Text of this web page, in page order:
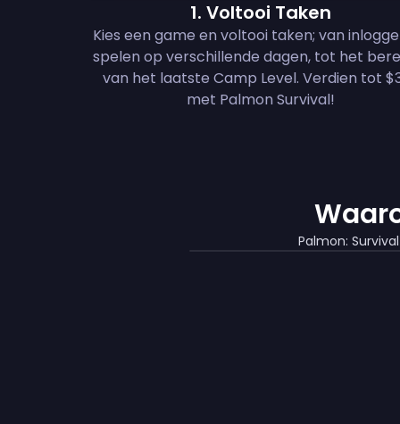
1. Voltooi Taken
Kies een game en voltooi taken; van
spelen op verschillende dagen, tot het
van het laatste Camp Level. Verdien tot
met Palmon Survival!
Palmon: